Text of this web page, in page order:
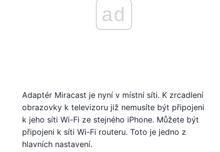
ad
Adaptér Miracast je nyní v místní síti. K zrcadlení
obrazovky k televizoru již nemusíte být připojeni
k jeho síti Wi-Fi ze stejného iPhone. Můžete být
připojeni k síti Wi-Fi routeru. Toto je jedno z
hlavních nastavení.